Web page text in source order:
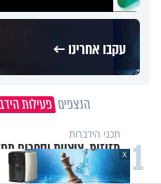
עקבו אחרינו ←
הנצפים פעילות
1 תכני הידברות
מזוזות, ציציות וספרים
המיזם שיביא שמירה
X